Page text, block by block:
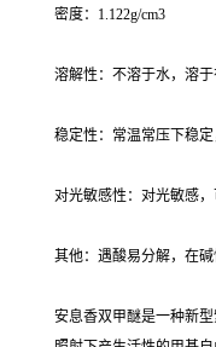
密度：1.122g/cm3
溶解性：不溶于水，溶于
稳定性：常温常压下稳
对光敏感性：对光敏感
其他：遇酸易分解，在
安息香双甲醚是一种新